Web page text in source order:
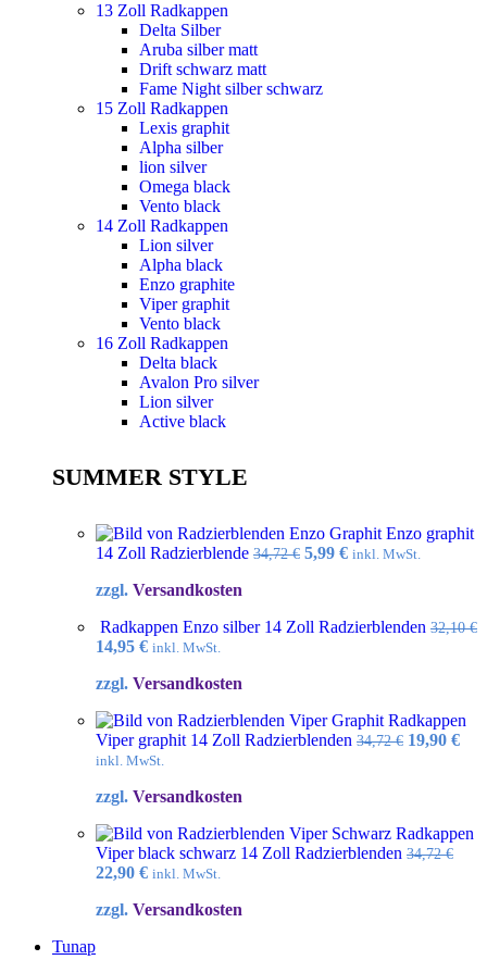
13 Zoll Radkappen
Delta Silber
Aruba silber matt
Drift schwarz matt
Fame Night silber schwarz
15 Zoll Radkappen
Lexis graphit
Alpha silber
lion silver
Omega black
Vento black
14 Zoll Radkappen
Lion silver
Alpha black
Enzo graphite
Viper graphit
Vento black
16 Zoll Radkappen
Delta black
Avalon Pro silver
Lion silver
Active black
SUMMER STYLE
Enzo graphit
14 Zoll Radzierblende 34,72€ Ursprünglicher
5,99 €Aktueller
inkl. MwSt.
zzgl. Versandkosten
Radkappen Enzo silber 14 Zoll Radzierblenden 32,10€
Ursprünglicher
war:
14,95 €Aktueller
ist:
inkl. MwSt.
zzgl. Versandkosten
Radkappen
Viper graphit 14 Zoll Radzierblenden 34,72€ 19,90 €
inkl. MwSt.
zzgl. Versandkosten
Radkappen
Viper black schwarz 14 Zoll Radzierblenden 34,72€
Ursprünglicher
war:
22,90 €Aktueller
ist:
inkl. MwSt.
zzgl. Versandkosten
Tunap